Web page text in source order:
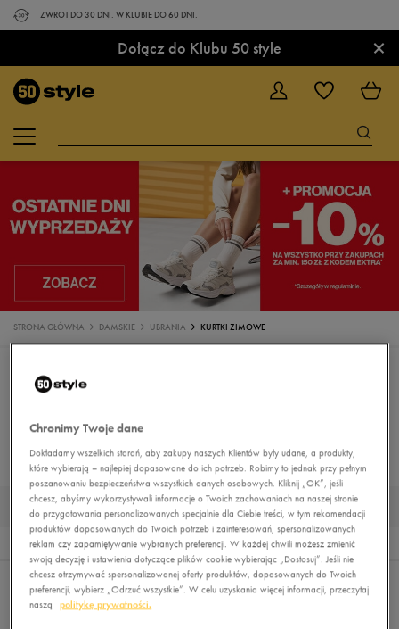
ZWROT DO 30 DNI. W KLUBIE DO 60 DNI.
Dołącz do Klubu 50 style ×
STRONA GŁÓWNA DAMSKIE UBRANIA KURTKI ZIMOWE
KOSZULKI
STROJE KĄPIELOWE BLUZY
BEZRĘKAWNIKI KURTKI PRZEJŚCIOWE KURTKI ZIMOWE MUST HAVE
KURTKI ZIMOWE DAMSKIE
0
Wyników
Sortuj:
REKOMENDOWANE
FILTRUJ
Pokaż
Chronimy Twoje dane
Dokładamy wszelkich starań, aby zakupy naszych Klientów były udane, a produkty,
które wybierają – najlepiej dopasowane do ich potrzeb. Robimy to jednak przy pełnym
poszanowaniu bezpieczeństwa wszystkich danych osobowych. Kliknij „OK”, jeśli
chcesz, abyśmy wykorzystywali informacje o Twoich zachowaniach na naszej stronie
do przygotowania personalizowanych specjalnie dla Ciebie treści, w tym rekomendacji
produktów dopasowanych do Twoich potrzeb i zainteresowań, spersonalizowanych
reklam czy zapamiętywanie wybranych preferencji. W każdej chwili możesz zmienić
swoją decyzję i ustawienia dotyczące plików cookie wybierając „Dostosuj”. Jeśli nie
chcesz otrzymywać spersonalizowanej oferty produktów, dopasowanych do Twoich
preferencji, wybierz „Odrzuć wszystkie”. W celu uzyskania więcej informacji, przeczytaj
naszą
politykę prywatności.